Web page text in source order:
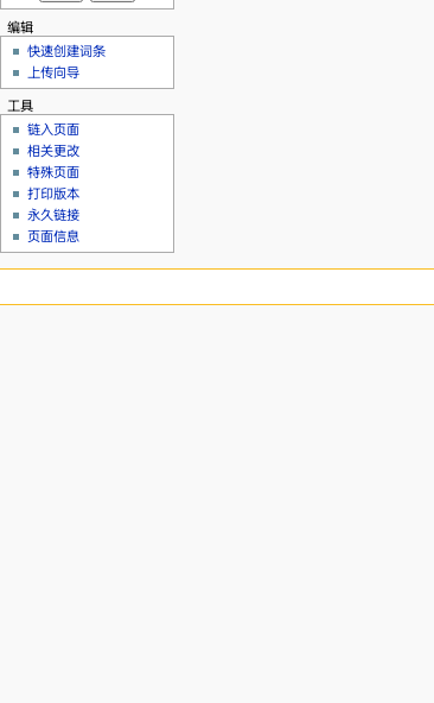
编辑
快速创建词条
上传向导
工具
链入页面
相关更改
特殊页面
打印版本
永久链接
页面信息